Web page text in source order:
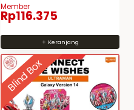
Member
Rp116.375
+ Keranjang
Blind Box